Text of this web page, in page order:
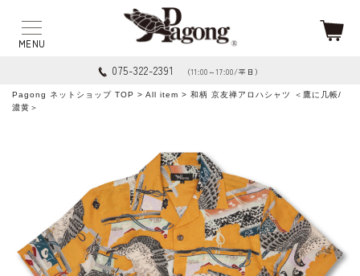
075-322-2391 （11:00～17:00/平日）
Pagong ネットショップ TOP > All item > 和柄 京友禅アロハシャツ ＜鷹に几帳/
濃黄＞